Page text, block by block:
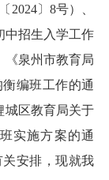
2024〕8号）、
中招生入学工作
《泉州市教育局
编班工作的通
城区教育局关于
实施方案的通
关安排，现就我